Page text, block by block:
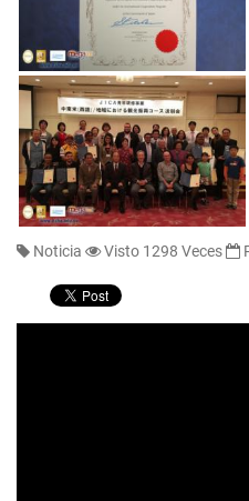
Noticia Visto 1298 Veces